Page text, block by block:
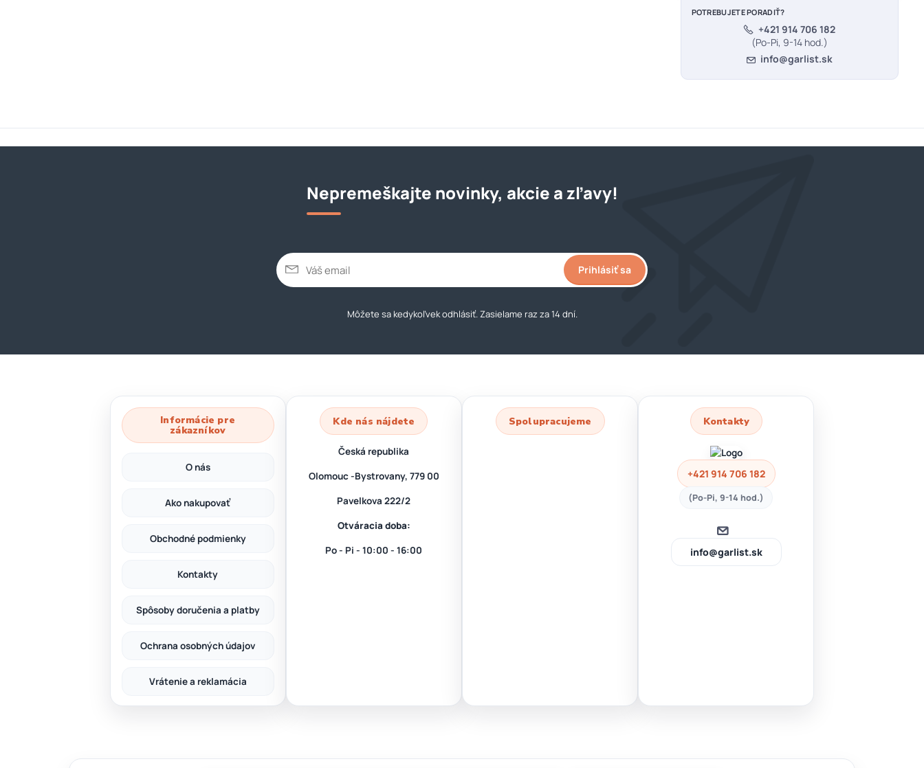
POTREBUJETE PORADIŤ?
+421 914 706 182
(Po-Pi, 9-14 hod.)
info@garlist.sk
Nepremeškajte novinky, akcie a zľavy!
Prihlásiť sa
Môžete sa kedykoľvek odhlásiť. Zasielame raz za 14 dní.
Informácie pre
zákazníkov
O nás
Ako nakupovať
Obchodné podmienky
Kontakty
Spôsoby doručenia a platby
Ochrana osobných údajov
Vrátenie a reklamácia
Kde nás nájdete
Česká republika
Olomouc -Bystrovany, 779 00
Pavelkova 222/2
Otváracia doba:
Po - Pi - 10:00 - 16:00
Spolupracujeme Kontakty
+421 914 706 182
(Po-Pi, 9-14 hod.)
info@garlist.sk